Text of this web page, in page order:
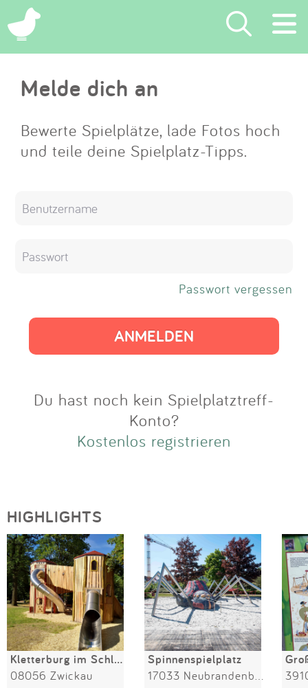
×
Suchen
Eintragen
App
Melde dich an
Bewerte Spielplätze, lade Fotos hoch
und teile deine Spielplatz-Tipps.
Passwort vergessen
Du hast noch kein Spielplatztreff-
Konto?
Kostenlos registrieren
HIGHLIGHTS
Kletterburg im Schlobigpark
08056 Zwickau
Spinnenspielplatz